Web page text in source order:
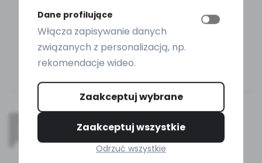
Maciej– 2 lata temu
Urządzenie samo w sobie jest wykonane
Dane profilujące
Włącza zapisywanie danych
związanych z personalizacją, np.
rekomendacje wideo.
Zaakceptuj wybrane
Zaakceptuj wszystkie
Odrzuć wszystkie